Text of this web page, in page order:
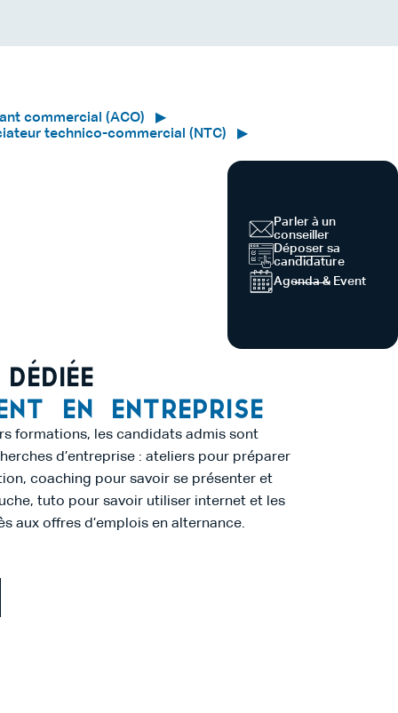
commercial (ACO)
technico-commercial (NTC)
en entreprise
formations, les candidats admis sont
d’entreprise : ateliers pour préparer
coaching pour savoir se présenter et
tuto pour savoir utiliser internet et les
aux offres d’emplois en alternance.
Parler à un
conseiller
Déposer sa
candidature
Agenda & Event